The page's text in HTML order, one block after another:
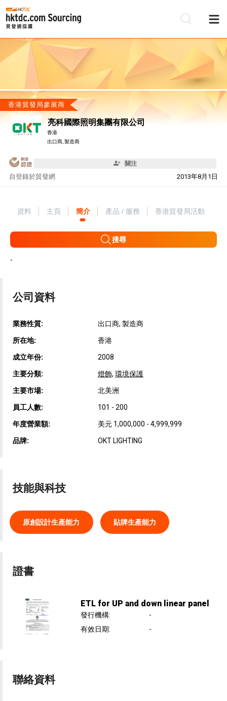
香港貿發局參展商
亮科國際照明集團有限公司
香港
出口商, 製造商
關注
自 2013年8月1日
登錄於貿發網
資料 主頁 簡介 產品 / 服務 香港貿發局活動
搜尋
-
公司資料
業務性質: 出口商, 製造商
所在地: 香港
成立年份: 2008
主要分類: 燈飾, 環境保護
主要市場: 北美洲
員工人數: 101 - 200
年度營業額: 美元 1,000,000 - 4,999,999
品牌: OKT LIGHTING
技能與科技
原創設計生產能力 貼牌生產能力
證書
ETL for UP and down linear panel
發行機構:
-
有效日期: -
聯絡資料